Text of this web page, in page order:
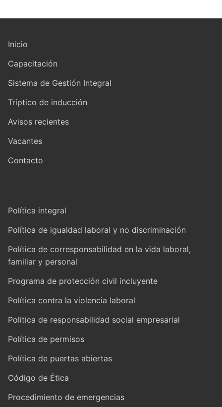
Inicio
Capacitación
Sistema de Gestión Integral
Tríptico de inducción
Avisos recientes
Vacantes
Contacto
Política integral
Política de igualdad laboral y no discriminación
Política de corresponsabilidad en la vida laboral,
familiar y personal
Programa de protección civil incluyente
Política contra la violencia laboral
Politica de responsabilidad social empresarial
Política de permisos
Política de puertas abiertas
Código de Ética
Procedimiento de emergencias